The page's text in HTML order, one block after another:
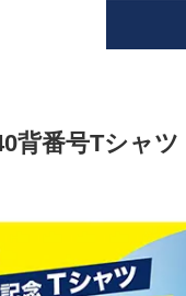
背番号Tシャツ